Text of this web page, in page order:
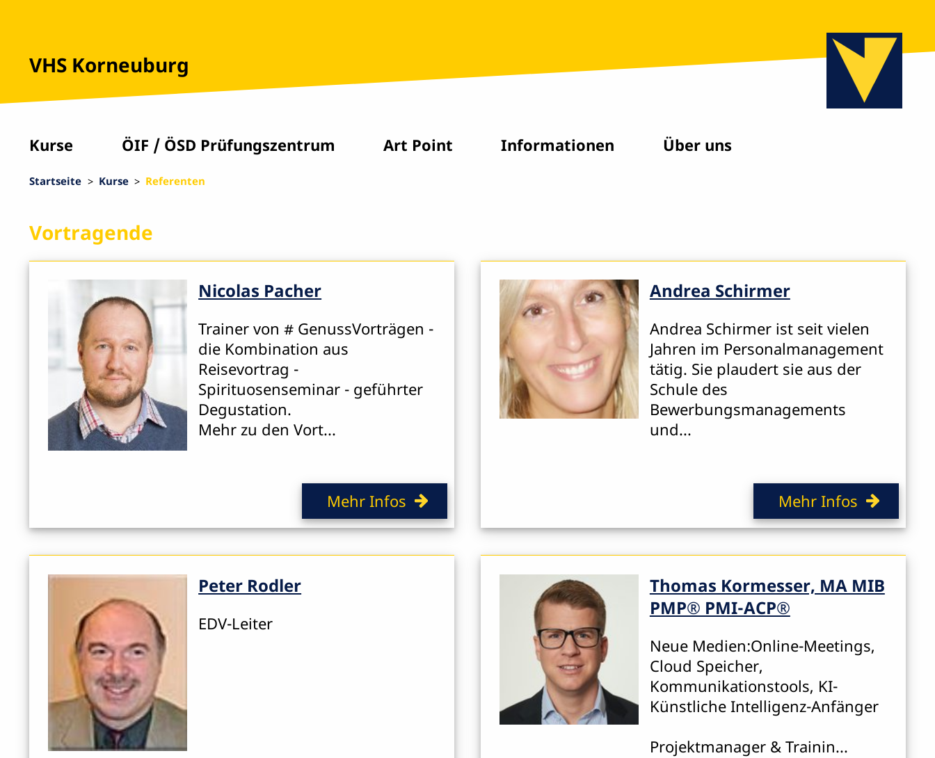
VHS Korneuburg
Kurse ÖIF / ÖSD Prüfungszentrum Art Point Informationen Über uns
Startseite Kurse Referenten
Vortragende
Nicolas Pacher
Trainer von # GenussVorträgen -
die Kombination aus
Reisevortrag -
Spirituosenseminar - geführter
Degustation.
Mehr zu den Vort...
Mehr Infos
Andrea Schirmer
Andrea Schirmer ist seit vielen
Jahren im Personalmanagement
tätig. Sie plaudert sie aus der
Schule des
Bewerbungsmanagements
und...
Mehr Infos
Peter Rodler
EDV-Leiter
Thomas Kormesser, MA MIB
PMP® PMI-ACP®
Neue Medien:Online-Meetings,
Cloud Speicher,
Kommunikationstools, KI-
Künstliche Intelligenz-Anfänger
Projektmanager & Trainin...